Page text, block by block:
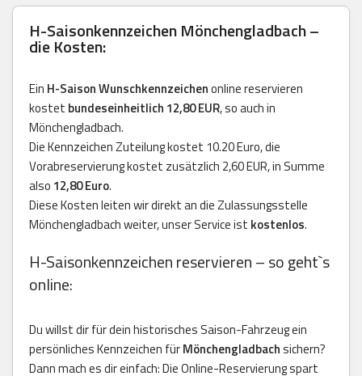
H-Saisonkennzeichen Mönchengladbach –
die Kosten:
Ein H-Saison Wunschkennzeichenonline reservieren
kostet bundeseinheitlich 12,80 EUR, so auch in
Mönchengladbach.
Die Kennzeichen Zuteilung kostet 10.20 Euro, die
Vorabreservierung kostet zusätzlich 2,60 EUR, in Summe
also 12,80 Euro.
Diese Kosten leiten wir direkt an die Zulassungsstelle
Mönchengladbach weiter, unser Service ist kostenlos.
H-Saisonkennzeichen reservieren – so geht`s
online:
Du willst dir für dein historisches Saison-Fahrzeug ein
persönliches Kennzeichen fürMönchengladbachsichern?
Dann mach es dir einfach: Die Online-Reservierung spart